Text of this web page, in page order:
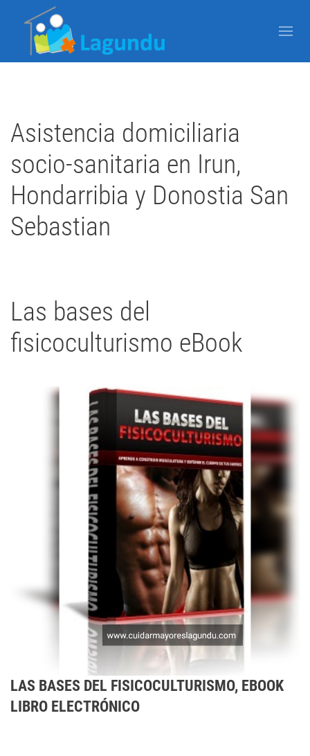
Asistencia domiciliaria
socio-sanitaria en Irun,
Hondarribia y Donostia San
Sebastian
Las bases del
fisicoculturismo eBook
LAS BASES DEL FISICOCULTURISMO, EBOOK
LIBRO ELECTRÓNICO